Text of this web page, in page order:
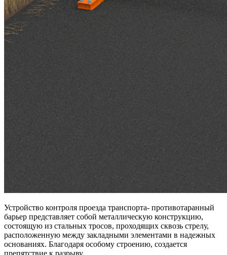
Устройство контроля проезда транспорта- противотаранный
барьер представляет собой металлическую конструкцию,
состоящую из стальных тросов, проходящих сквозь стрелу,
расположенную между закладными элементами в надежных
основаниях. Благодаря особому строению, создается
препятствие к разрыву.